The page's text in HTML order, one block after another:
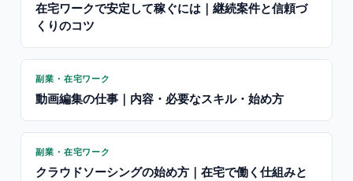
在宅ワークで安定して稼ぐには｜継続案件と信頼づ
くりのコツ
副業・在宅ワーク
動画編集の仕事｜内容・必要なスキル・始め方
副業・在宅ワーク
クラウドソーシングの始め方｜在宅で働く仕組みと